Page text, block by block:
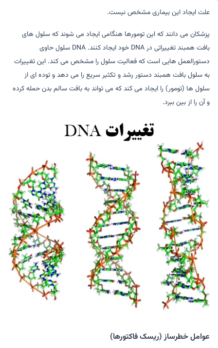
علت ایجاد این بیماری مشخص نیست.
پزشکان می دانند که این تومورها هنگامی ایجاد می شوند که سلول های
بافت همبند تغییراتی در DNA خود ایجاد کنند. DNA سلول حاوی
دستورالعمل هایی است که فعالیت سلول را مشخص می کند. این تغییرات
به سلول بافت همبند دستور رشد و تکثیر سریع را می دهد و توده ای از
سلول ها (تومور) را ایجاد می کند که می تواند به بافت سالم بدن حمله کرده
و آن را از بین ببرد.
عوامل خطرساز (ریسک فاکتورها)